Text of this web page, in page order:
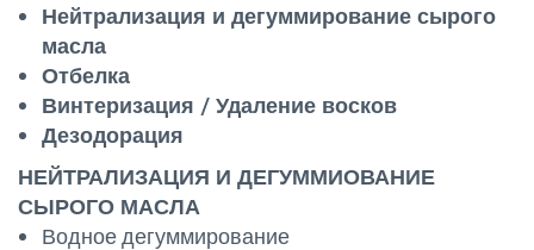
Нейтрализация и дегуммирование сырого
масла
Отбелка
Винтеризация / Удаление восков
Дезодорация
НЕЙТРАЛИЗАЦИЯ И ДЕГУММИОВАНИЕ
СЫРОГО МАСЛА
Водное дегуммирование